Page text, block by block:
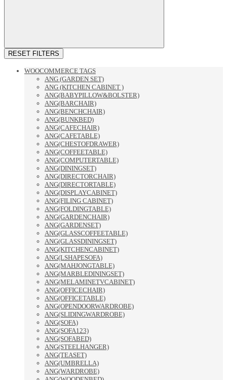
RESET FILTERS
WOOCOMMERCE TAGS
ANG (GARDEN SET)
ANG (KITCHEN CABINET )
ANG(BABYPILLOW&BOLSTER)
ANG(BARCHAIR)
ANG(BENCHCHAIR)
ANG(BUNKBED)
ANG(CAFECHAIR)
ANG(CAFETABLE)
ANG(CHESTOFDRAWER)
ANG(COFFEETABLE)
ANG(COMPUTERTABLE)
ANG(DININGSET)
ANG(DIRECTORCHAIR)
ANG(DIRECTORTABLE)
ANG(DISPLAYCABINET)
ANG(FILING CABINET)
ANG(FOLDINGTABLE)
ANG(GARDENCHAIR)
ANG(GARDENSET)
ANG(GLASSCOFFEETABLE)
ANG(GLASSDININGSET)
ANG(KITCHENCABINET)
ANG(LSHAPESOFA)
ANG(MAHJONGTABLE)
ANG(MARBLEDININGSET)
ANG(MELAMINETVCABINET)
ANG(OFFICECHAIR)
ANG(OFFICETABLE)
ANG(OPENDOORWARDROBE)
ANG(SLIDINGWARDROBE)
ANG(SOFA)
ANG(SOFA123)
ANG(SOFABED)
ANG(STEELHANGER)
ANG(TEASET)
ANG(UMBRELLA)
ANG(WARDROBE)